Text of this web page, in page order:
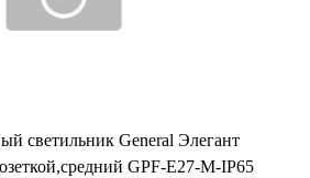
светильник General Элегант
GPF-E27-M-IP65